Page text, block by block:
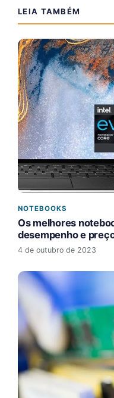
LEIA TAMBÉM
NOTEBOOKS
Os melhores
desempenho e
4 de outubro de 2023